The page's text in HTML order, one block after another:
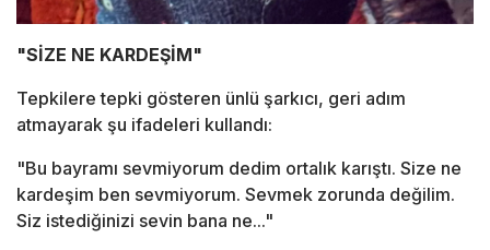
"SİZE NE KARDEŞİM"
Tepkilere tepki gösteren ünlü şarkıcı, geri adım
atmayarak şu ifadeleri kullandı:
"Bu bayramı sevmiyorum dedim ortalık karıştı. Size ne
kardeşim ben sevmiyorum. Sevmek zorunda değilim.
Siz istediğinizi sevin bana ne..."